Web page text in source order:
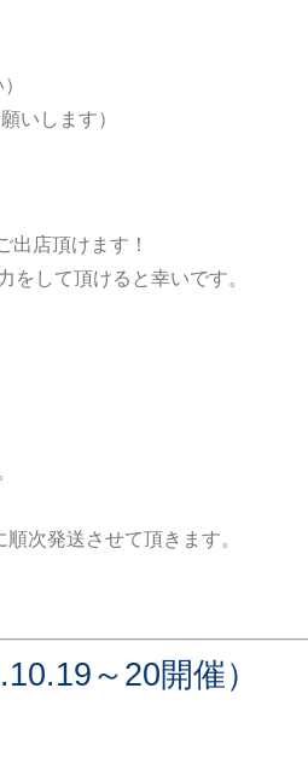
いします）
出店頂けます！
して頂けると幸いです。
次発送させて頂きます。
～20開催）